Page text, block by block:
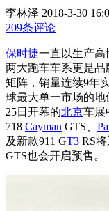
李林泽 2018-3-30
209条评论
保时捷一直以生产高
两大跑车车系更是
矩阵，销量连续9年
球最大单一市场的地
25日开幕的北京车展
718 Cayman GTS、
及 新款911 GT3 RS
GTS也会开启预售。